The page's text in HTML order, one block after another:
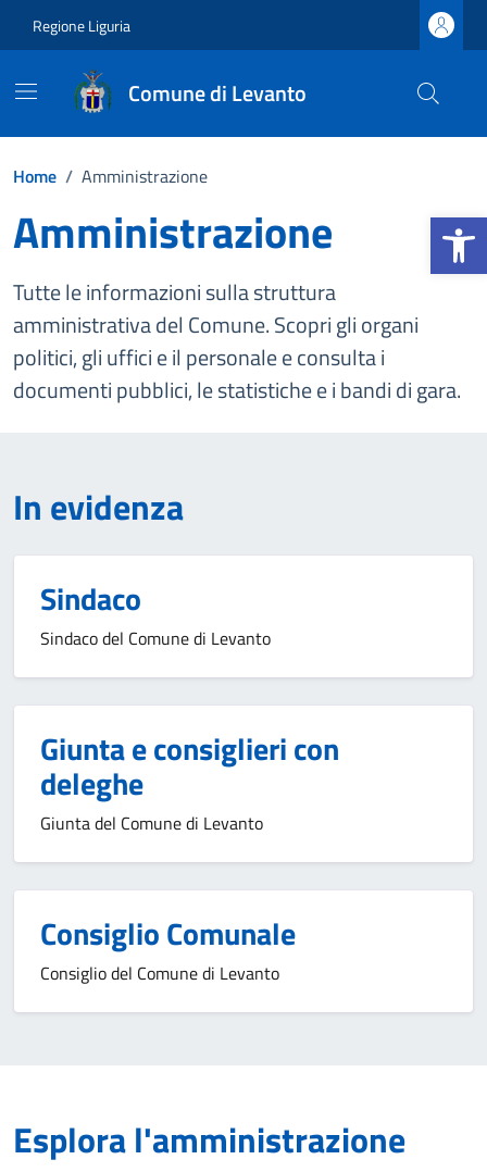
Apri la
Regione Liguria
Comune di Levanto
Home / Amministrazione
Amministrazione
Tutte le informazioni sulla struttura
amministrativa del Comune. Scopri gli organi
politici, gli uffici e il personale e consulta i
documenti pubblici, le statistiche e i bandi di gara.
In evidenza
Sindaco
Sindaco del Comune di Levanto
Giunta e consiglieri con
deleghe
Giunta del Comune di Levanto
Consiglio Comunale
Consiglio del Comune di Levanto
Esplora l'amministrazione